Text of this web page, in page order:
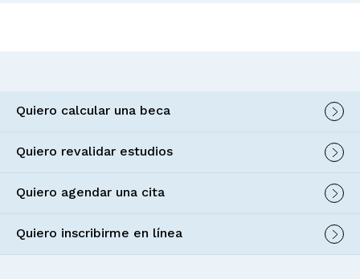
Quiero calcular una beca
Quiero revalidar estudios
Quiero agendar una cita
Quiero inscribirme en línea